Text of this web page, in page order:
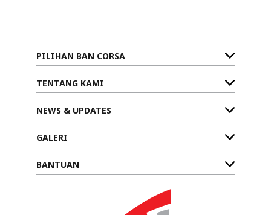
PILIHAN BAN CORSA
TENTANG KAMI
NEWS & UPDATES
GALERI
BANTUAN